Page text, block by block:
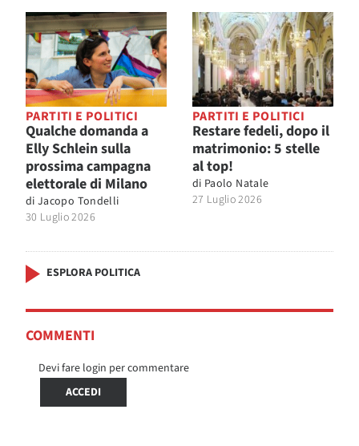
PARTITI E POLITICI
Qualche domanda a
Elly Schlein sulla
prossima campagna
elettorale di Milano
di Jacopo Tondelli
30 Luglio 2026
PARTITI E POLITICI
Restare fedeli, dopo il
matrimonio: 5 stelle
al top!
di Paolo Natale
27 Luglio 2026
ESPLORA POLITICA
COMMENTI
Devi fare login per commentare
ACCEDI